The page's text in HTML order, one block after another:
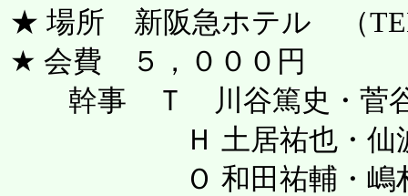
★ 場所 新阪急ホテル （TEL
★ 会費 ５，０００円
幹事 Ｔ 川谷篤史・菅
Ｈ 土居祐也・仙波
Ｏ 和田祐輔・嶋村